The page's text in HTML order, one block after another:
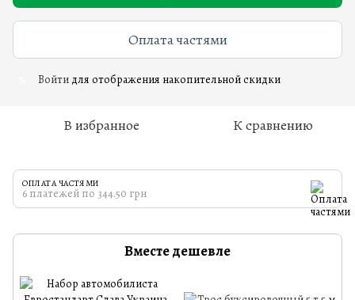
Оплата частями
Войти для отображения накопительной скидки
В избранное К сравнению
ОПЛАТА ЧАСТЯМИ
6 платежей по 344.50 грн
Вместе дешевле